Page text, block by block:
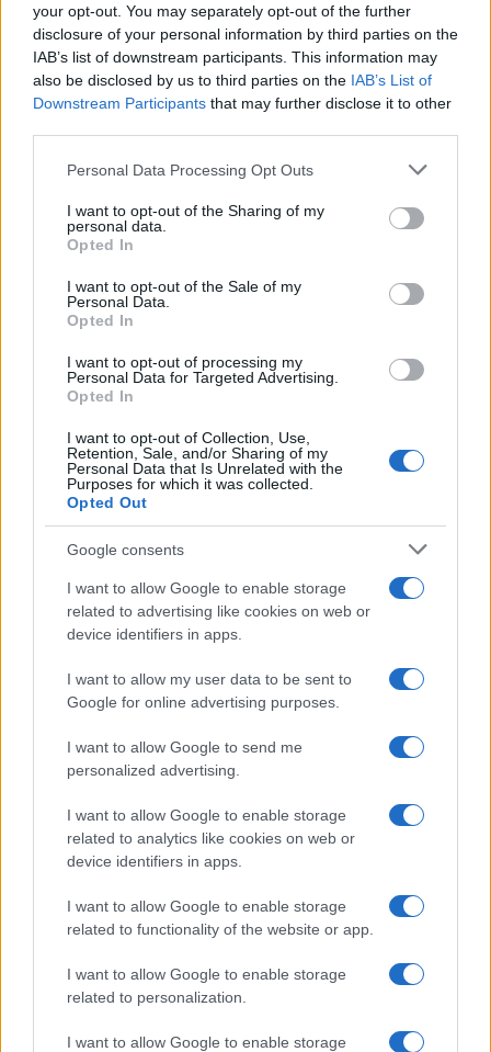
your opt-out. You may separately opt-out of the further
disclosure of your personal information by third parties on the
IAB’s list of downstream participants. This information may
also be disclosed by us to third parties on the IAB’s List of
Downstream Participants that may further disclose it to other
Please note that this website/app uses one or more Google
not limited to your visit or usage behaviour. You may click to
grant or deny consent to Google and its third-party tags to
use your data for below specified purposes in below Google
consent section.
Personal Data Processing Opt Outs
I want to opt-out of the Sharing of my
personal data.
Opted In
I want to opt-out of the Sale of my
Personal Data.
Opted In
I want to opt-out of processing my
Personal Data for Targeted Advertising.
Opted In
I want to opt-out of Collection, Use,
Retention, Sale, and/or Sharing of my
Personal Data that Is Unrelated with the
Purposes for which it was collected.
Opted Out
Google consents
I want to allow Google to enable storage
related to advertising like cookies on web or
device identifiers in apps.
I want to allow my user data to be sent to
Google for online advertising purposes.
I want to allow Google to send me
personalized advertising.
I want to allow Google to enable storage
related to analytics like cookies on web or
device identifiers in apps.
I want to allow Google to enable storage
related to functionality of the website or app.
I want to allow Google to enable storage
related to personalization.
I want to allow Google to enable storage
Ahol nem vagyunk mi, ott az
ellenség.
Hatvanadik születésnapján, 1992.
április 8-án fogalmazta meg fenti
kívánságát Antall József,
választott miniszterelnöke, és
ugyan nem az újságíróknak, hanem
rendszerváltóknak üzent, de vágya a
mai napig nem teljesült, amiért a
média is felelős. Dolgunk és
hazugságok mellett a hazudozókra
is rá kell mutatnunk, hogy Antall
József egy másik bölcsességének
is megfeleljünk, miszerint „ehhez az
országhoz annak van köze, akitől
távol áll minden szélsőséges ordas
eszme, amelyik akár balról, akár
jobbról tette már tönkre ezt az
országot”. Én magam beszélek és
írok a dolgokról. A Pázmány Péter
Katolikus Egyetem
elvégzése után ezt tettem az akkor
még szebb napokat látott Magyar
Rádiónál, majd a Magyar Hírlapnál,
és teszem ezt most is a
hírigazgatójaként. Mert ahogy A tanú
című filmben Virág elvtárs
megfogalmazta Pelikán elvtársnak:
„Ahol nem vagyunk mi, ott az
ellenség.” Kell még valamit
mondanom, Ildikó?